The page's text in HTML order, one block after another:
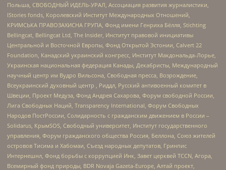
Польша, СВОБОДНЫЙ ИДЕЛЬ-УРАЛ, Ассоциация развития журналистики,
IStories fonds, Королевский Институт Международных Отношений,
КРИМСЬКА ПРАВОЗАХИСНА ГРУПА, Фонд имени Генриха Бёлля, Stichting
Bellingcat, Bellingcat Ltd, The Insider, Институт правовой инициативы
Центральной и Восточной Европы, Фонд Открытой Эстонии, Calvert 22
Foundation, Канадский украинский конгресс, Институт Макдональда-Лорье,
Украинская национальная федерация Канады, Декабристы, Международный
научный центр им Вудро Вильсона, Свободная пресса, Возрождение,
Всеукраинский духовный центр , Риддл, Русский антивоенный комитет в
Швеции, Проект Медуза, Фонд Андрея Сахарова, Форум свободной России,
Лига Свободных Наций, Transparеncy International, Форум Свободных
Народов ПостРоссии, Солидарность с гражданским движением в России –
Solidarus, КрымSOS, Свободный университет, Институт государственного
управления, Форум гражданского общества Россия, Беллона, Союз жителей
островов Тисима и Хабомаи, Съезд народных депутатов, Гринпис
Интернешнл, Фонд борьбы с коррупцией Инк, Завет церквей TCCN, Агора,
Всемирный фонд природы, BDR Novaja Gazeta-Europe, Алтай проект,